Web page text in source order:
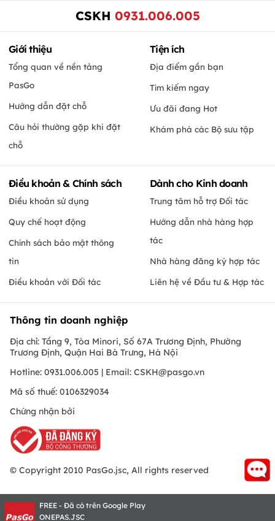
CSKH 0931.006.005
Giới thiệu
Tổng quan về nền tảng
PasGo
Hướng dẫn đặt chỗ
Câu hỏi thường gặp khi đặt
chỗ
Tiện ích
Địa điểm gần bạn
Tìm kiếm ngay
Ưu đãi đang Hot
Khám phá các Bộ sưu tập
Điều khoản & Chính sách
Điều khoản sử dụng
Quy chế hoạt động
Chính sách bảo mật thông
tin
Điều khoản với Đối tác
Dành cho Kinh doanh
Trung tâm hỗ trợ Đối tác
Hướng dẫn nhà hàng hợp
tác
Nhà hàng đăng ký hợp tác
Liên hệ về Đầu tư & Hợp tác
Thông tin doanh nghiệp
Địa chỉ: Tầng 9, Tòa Minori, Số 67A Trương Định, Phường
Trương Định, Quận Hai Bà Trưng, Hà Nội
Hotline: 0931.006.005 | Email: CSKH@pasgo.vn
Mã số thuế: 0106329034
Chứng nhận bởi
© Copyright 2010 PasGo.jsc, All rights reserved
FREE - Đã có trên Google Play
ONEPAS.JSC